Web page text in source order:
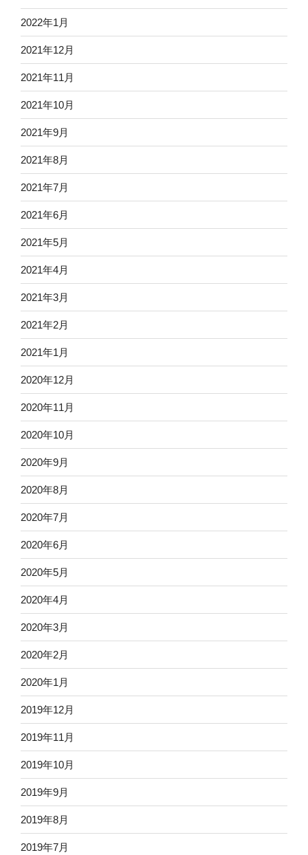
2022年1月
2021年12月
2021年11月
2021年10月
2021年9月
2021年8月
2021年7月
2021年6月
2021年5月
2021年4月
2021年3月
2021年2月
2021年1月
2020年12月
2020年11月
2020年10月
2020年9月
2020年8月
2020年7月
2020年6月
2020年5月
2020年4月
2020年3月
2020年2月
2020年1月
2019年12月
2019年11月
2019年10月
2019年9月
2019年8月
2019年7月